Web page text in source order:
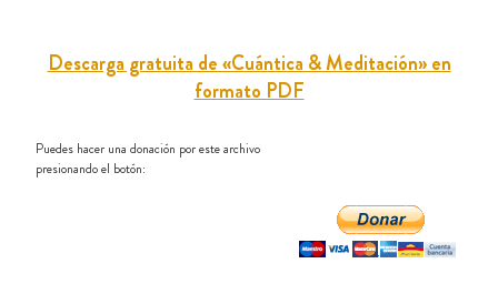
Descarga gratuita de «Cuántica & Meditación» en
formato PDF
Puedes hacer una donación por este archivo
presionando el botón: